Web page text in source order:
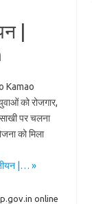
|
Kamao
को रोजगार,
पर चलना
को मिला
|… »
online